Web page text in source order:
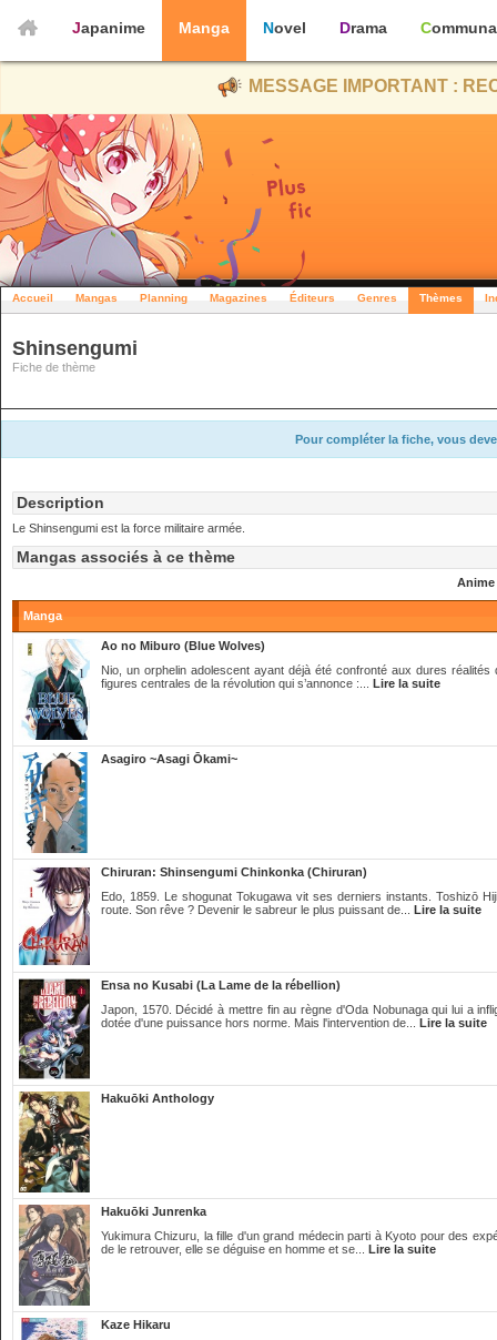
Japanime Manga Novel Drama
MESSAGE IMPORTANT :
Accueil Mangas Planning Magazines Éditeurs Genres Thèmes
Shinsengumi
Fiche de thème
Pour compléter la fiche, vous
Description
Le Shinsengumi est la force militaire armée.
Mangas associés à ce thème
Anime
Manga
Ao no Miburo (Blue Wolves)
Nio, un orphelin adolescent ayant déjà été confronté aux dures
figures centrales de la révolution qui s’annonce :... Lire la suite
Asagiro ~Asagi Ōkami~
Chiruran: Shinsengumi Chinkonka (Chiruran)
Edo, 1859. Le shogunat Tokugawa vit ses derniers instants. Toshizō
route. Son rêve ? Devenir le sabreur le plus puissant de... Lire la suite
Ensa no Kusabi (La Lame de la rébellion)
Japon, 1570. Décidé à mettre fin au règne d'Oda Nobunaga qui lui a
dotée d'une puissance hors norme. Mais l'intervention de... Lire la suite
Hakuōki Anthology
Hakuōki Junrenka
Yukimura Chizuru, la fille d'un grand médecin parti à Kyoto pour des
de le retrouver, elle se déguise en homme et se... Lire la suite
Kaze Hikaru